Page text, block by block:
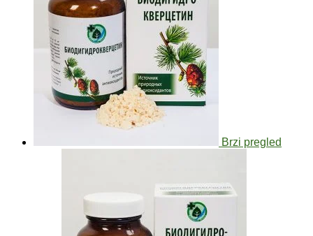
Brzi pregled